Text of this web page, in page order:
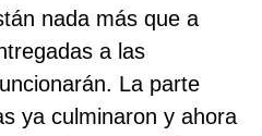
nada más que a
a las
La parte
ya culminaron y ahora